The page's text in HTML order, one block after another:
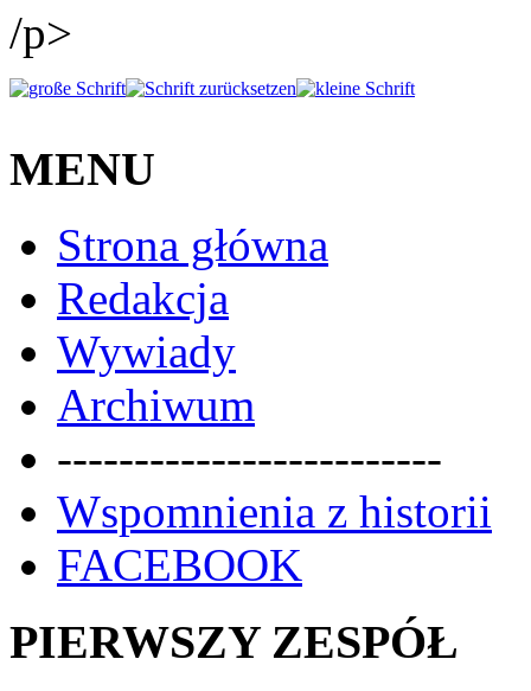
/p>
MENU
Strona główna
Redakcja
Wywiady
Archiwum
-------------------------
Wspomnienia z historii
FACEBOOK
PIERWSZY ZESPÓŁ